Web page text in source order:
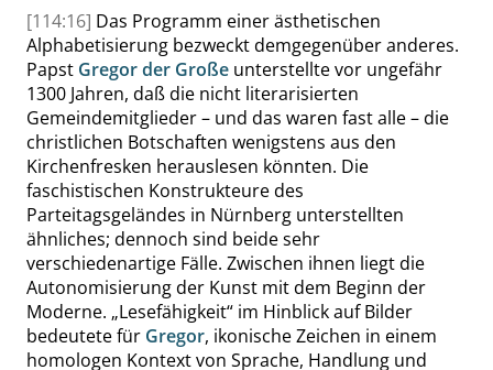
[114:16] Das Programm einer ästhetischen
Alphabetisierung bezweckt demgegenüber anderes.
Papst Gregor der Große unterstellte vor ungefähr
1300 Jahren, daß die nicht literarisierten
Gemeindemitglieder – und das waren fast alle – die
christlichen Botschaften wenigstens aus den
Kirchenfresken herauslesen könnten. Die
faschistischen Konstrukteure des
Parteitagsgeländes in Nürnberg unterstellten
ähnliches; dennoch sind beide sehr
verschiedenartige Fälle. Zwischen ihnen liegt die
Autonomisierung der Kunst mit dem Beginn der
Moderne. „Lesefähigkeit“ im Hinblick auf Bilder
bedeutete für Gregor, ikonische Zeichen in einem
homologen Kontext von Sprache, Handlung und